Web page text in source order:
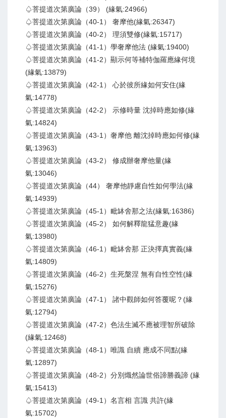
♤菩提道次第廣論（39） (緣氣:24966)
♤菩提道次第廣論（40-1） 奢摩他(緣氣:26347)
♤菩提道次第廣論（40-2） 理須雙修(緣氣:15717)
♤菩提道次第廣論（41-1）學奢摩他法 (緣氣:19400)
♤菩提道次第廣論（41-2）顯示何等補特伽羅應緣何境
(緣氣:13879)
♤菩提道次第廣論（42-1） 心於彼所緣如何安住(緣
氣:14778)
♤菩提道次第廣論（42-2） 示修時量 沈掉時應如修(緣
氣:14824)
♤菩提道次第廣論（43-1）奢摩他 離沈掉時應如何修(緣
氣:13963)
♤菩提道次第廣論（43-2） 修成辦奢摩他量(緣
氣:13046)
♤菩提道次第廣論（44） 奢摩他靜慮自性如何學法(緣
氣:14939)
♤菩提道次第廣論（45-1）毗缽舍那之法(緣氣:16386)
♤菩提道次第廣論（45-2） 如何解釋龍猛意趣(緣
氣:13980)
♤菩提道次第廣論（46-1）毗缽舍那 正決擇真實義(緣
氣:14809)
♤菩提道次第廣論（46-2）生死槃涅 無有自性空性(緣
氣:15276)
♤菩提道次第廣論（47-1） 諸中觀師如何答覆呢？(緣
氣:12794)
♤菩提道次第廣論（47-2）色法生滅不應被理智所破除
(緣氣:12468)
♤菩提道次第廣論（48-1）唯識 自續 應成不同點(緣
氣:12897)
♤菩提道次第廣論（48-2）分別熾然論世俗諦勝義諦 (緣
氣:15413)
♤菩提道次第廣論（49-1）名言相 言識 共許(緣
氣:15702)